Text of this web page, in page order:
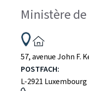
Ministère
57, avenue John F.
POSTFACH:
L-2921 Luxembourg